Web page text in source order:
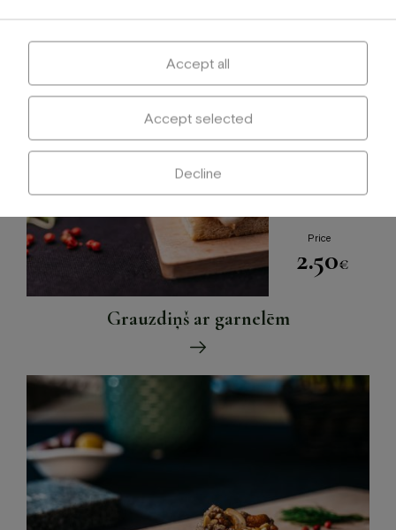
Price
2.50€
Grauzdiņš ar garnelēm
Decline
Accept selected
Accept all